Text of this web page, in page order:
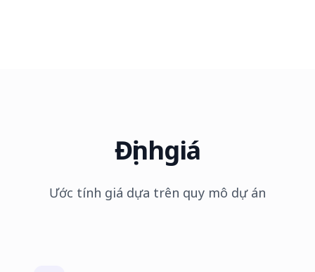
Địnhgiá
Ước tính giá dựa trên quy mô dự án